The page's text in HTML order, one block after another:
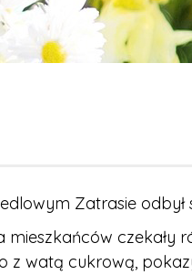
Zatrasie
z watą cukrową,